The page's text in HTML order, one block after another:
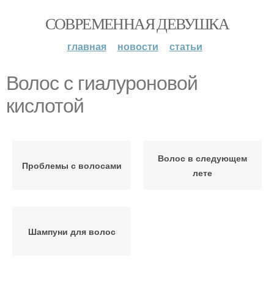
СОВРЕМЕННАЯ ДЕВУШКА
главная новости статьи
Волос с гиалуроновой
кислотой
Проблемы с волосами
Волос в следующем
лете
Шампуни для волос